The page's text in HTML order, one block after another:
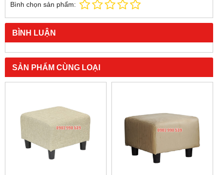
Bình chọn sản phẩm:
BÌNH LUẬN
SẢN PHẨM CÙNG LOẠI